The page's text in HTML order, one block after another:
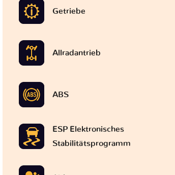
Getriebe
Allradantrieb
ABS
ESP Elektronisches
Stabilitätsprogramm